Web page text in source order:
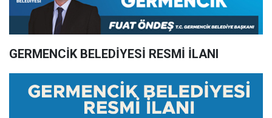
GERMENCİK BELEDİYESİ RESMİ İLANI